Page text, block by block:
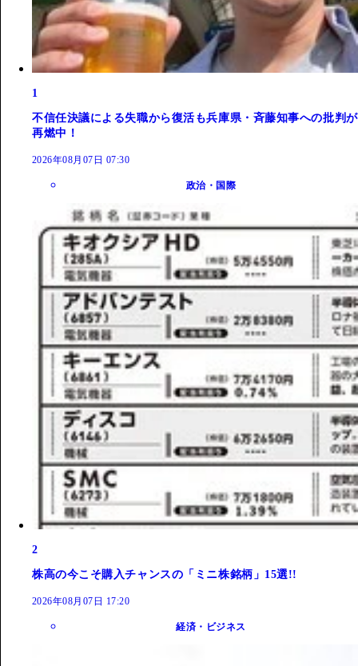
1
不信任決議による失職から復活も兵庫県・斉藤知事への批判が
再燃中！
2026年08月07日 07:30
政治・国際
2
株高の今こそ購入チャンスの「ミニ株銘柄」15選!!
2026年08月07日 17:20
経済・ビジネス